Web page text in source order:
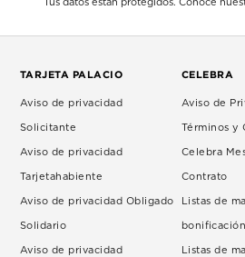
Tus datos están protegidos. Conoce
TARJETA PALACIO
Aviso de privacidad
Solicitante
Aviso de privacidad
Tarjetahabiente
Aviso de privacidad Obligado
Solidario
Aviso de privacidad
CELEBRA
Aviso de
Términos y
Celebra
Contrato
Listas de
bonificación
Listas de